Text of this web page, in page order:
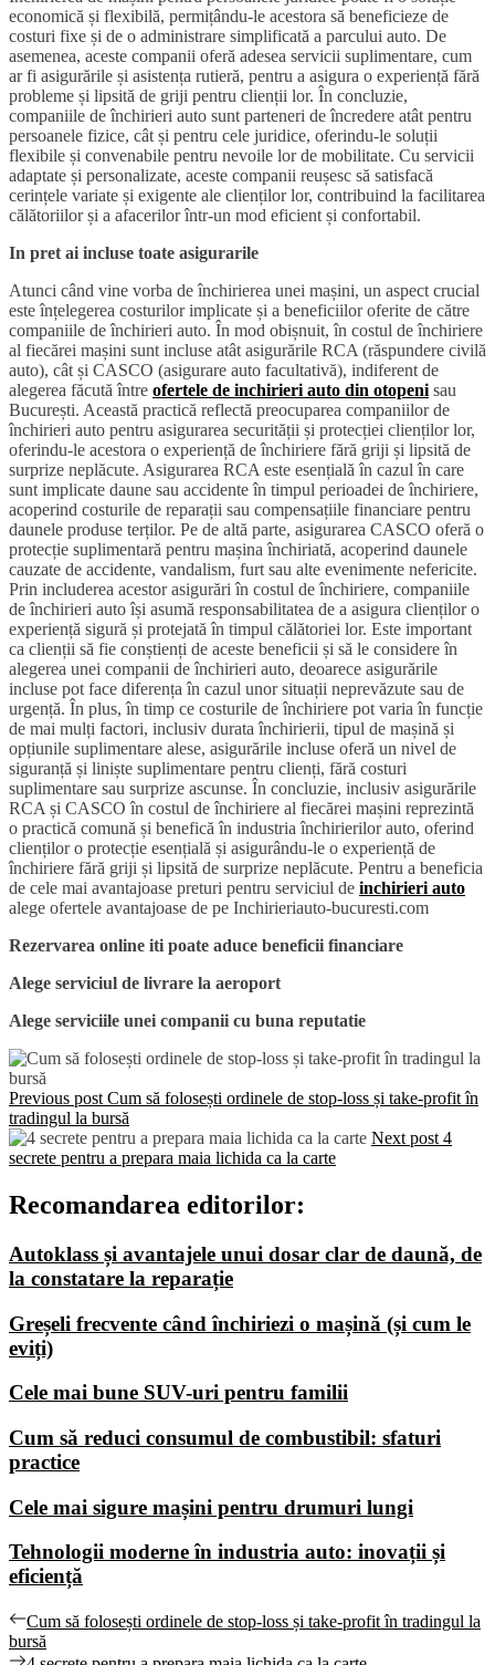
economică și flexibilă, permițându-le acestora să beneficieze de
costuri fixe și de o administrare simplificată a parcului auto. De
asemenea, aceste companii oferă adesea servicii suplimentare, cum
ar fi asigurările și asistența rutieră, pentru a asigura o experiență fără
probleme și lipsită de griji pentru clienții lor. În concluzie,
companiile de închirieri auto sunt parteneri de încredere atât pentru
persoanele fizice, cât și pentru cele juridice, oferindu-le soluții
flexibile și convenabile pentru nevoile lor de mobilitate. Cu servicii
adaptate și personalizate, aceste companii reușesc să satisfacă
cerințele variate și exigente ale clienților lor, contribuind la facilitarea
călătoriilor și a afacerilor într-un mod eficient și confortabil.
In pret ai incluse toate asigurarile
Atunci când vine vorba de închirierea unei mașini, un aspect crucial
este înțelegerea costurilor implicate și a beneficiilor oferite de către
companiile de închirieri auto. În mod obișnuit, în costul de închiriere
al fiecărei mașini sunt incluse atât asigurările RCA (răspundere civilă
auto), cât și CASCO (asigurare auto facultativă), indiferent de
alegerea făcută între ofertele de inchirieri auto din otopeni sau
București. Această practică reflectă preocuparea companiilor de
închirieri auto pentru asigurarea securității și protecției clienților lor,
oferindu-le acestora o experiență de închiriere fără griji și lipsită de
surprize neplăcute. Asigurarea RCA este esențială în cazul în care
sunt implicate daune sau accidente în timpul perioadei de închiriere,
acoperind costurile de reparații sau compensațiile financiare pentru
daunele produse terților. Pe de altă parte, asigurarea CASCO oferă o
protecție suplimentară pentru mașina închiriată, acoperind daunele
cauzate de accidente, vandalism, furt sau alte evenimente nefericite.
Prin includerea acestor asigurări în costul de închiriere, companiile
de închirieri auto își asumă responsabilitatea de a asigura clienților o
experiență sigură și protejată în timpul călătoriei lor. Este important
ca clienții să fie conștienți de aceste beneficii și să le considere în
alegerea unei companii de închirieri auto, deoarece asigurările
incluse pot face diferența în cazul unor situații neprevăzute sau de
urgență. În plus, în timp ce costurile de închiriere pot varia în funcție
de mai mulți factori, inclusiv durata închirierii, tipul de mașină și
opțiunile suplimentare alese, asigurările incluse oferă un nivel de
siguranță și liniște suplimentare pentru clienți, fără costuri
suplimentare sau surprize ascunse. În concluzie, inclusiv asigurările
RCA și CASCO în costul de închiriere al fiecărei mașini reprezintă
o practică comună și benefică în industria închirierilor auto, oferind
clienților o protecție esențială și asigurându-le o experiență de
închiriere fără griji și lipsită de surprize neplăcute. Pentru a beneficia
de cele mai avantajoase preturi pentru serviciul de inchirieri auto
alege ofertele avantajoase de pe Inchirieriauto-bucuresti.com
Rezervarea online iti poate aduce beneficii financiare
Alege serviciul de livrare la aeroport
Alege serviciile unei companii cu buna reputatie
Previous post Cum să folosești ordinele de stop-loss și take-profit în
tradingul la bursă
Next post 4
secrete pentru a prepara maia lichida ca la carte
Recomandarea editorilor:
Autoklass și avantajele unui dosar clar de daună, de
la constatare la reparație
Greșeli frecvente când închiriezi o mașină (și cum le
eviți)
Cele mai bune SUV-uri pentru familii
Cum să reduci consumul de combustibil: sfaturi
practice
Cele mai sigure mașini pentru drumuri lungi
Tehnologii moderne în industria auto: inovații și
eficiență
Navigare
în
Previous
post:
Cum să folosești ordinele de stop-loss și take-profit în tradingul la
bursă
Next